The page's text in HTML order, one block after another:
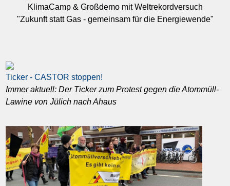
KlimaCamp & Großdemo mit Weltrekordversuch
"Zukunft statt Gas - gemeinsam für die Energiewende"
Ticker - CASTOR stoppen!
Immer aktuell: Der Ticker zum Protest gegen die Atommüll-
Lawine von Jülich nach Ahaus